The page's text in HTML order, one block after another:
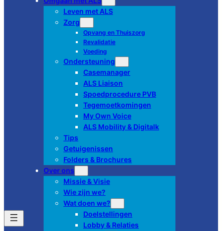
Leven met ALS
Zorg
Opvang en Thuiszorg
Revalidatie
Voeding
Ondersteuning
Casemanager
ALS Liaison
Spoedprocedure PVB
Tegemoetkomingen
My Own Voice
ALS Mobility & Digitalk
Tips
Getuigenissen
Folders & Brochures
Over ons
Missie & Visie
Wie zijn we?
Wat doen we?
Doelstellingen
Lobby & Relaties